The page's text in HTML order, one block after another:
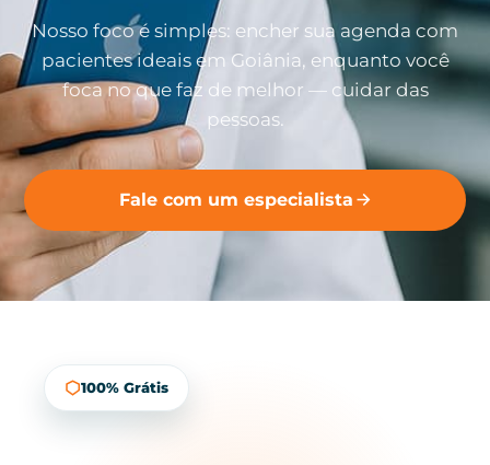
Nosso foco é simples: encher sua agenda com
pacientes ideais em Goiânia, enquanto você
foca no que faz de melhor — cuidar das
pessoas.
Fale com um especialista
100% Grátis